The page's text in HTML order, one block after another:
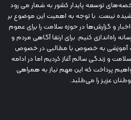
توسعه پایدار کشور به شمار می رود
نیست. با توجه به اهمیت این موضوع بر
و گزارش‌ها در حوزه سلامت را برای عموم
راه‌اندازی کنیم. برای ارتقا آگاهی مردم و
آموزشی به خصوص با مطالبی در خصوص
و زندگی سالم آغاز کردیم اما در ادامه
پرداخت که این مهم نیاز به همراهی
عزیز را می‌طلبد.